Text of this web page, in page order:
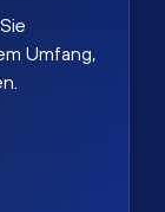
Umfang,